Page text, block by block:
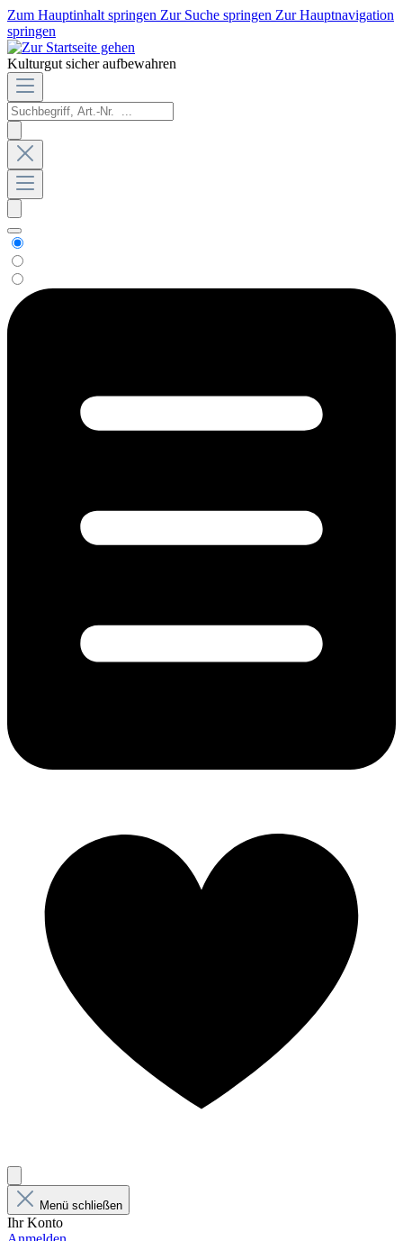
Zum Hauptinhalt springen Zur Suche springen Zur Hauptnavigation
springen
Kulturgut sicher aufbewahren
Menü schließen
Ihr Konto